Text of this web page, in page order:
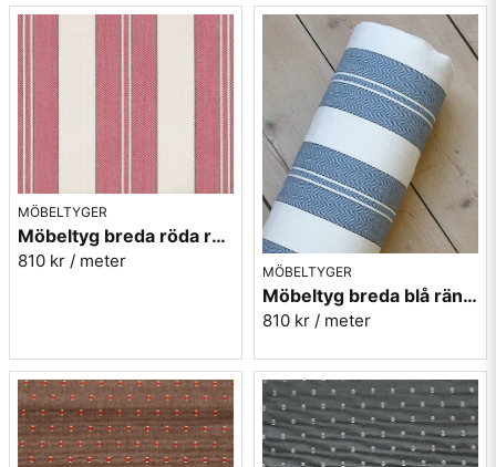
MÖBELTYGER
Möbeltyg breda röda ränder - Veranda nr.31
810 kr / meter
MÖBELTYGER
Möbeltyg breda blå ränder - Veranda nr.54
810 kr / meter